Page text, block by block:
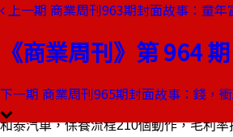
上一期 商業周刊963期封面故事：童年
《商業周刊》第 964 期
下一期 商業周刊965期封面故事：錢，衝
本期目錄
賺情報財
和泰汽車，保養流程210個動作，毛利